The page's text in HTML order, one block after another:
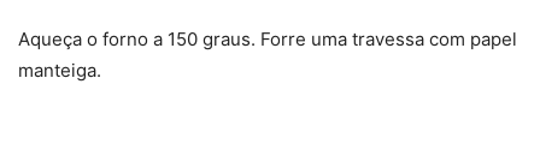
Aqueça o forno a 150 graus. Forre uma travessa com papel
manteiga.